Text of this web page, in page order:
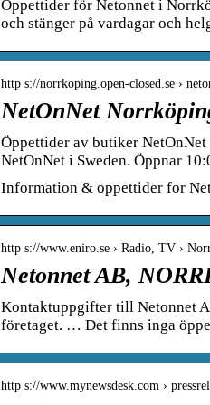
Öppettider för Netonnet i
och stänger på vardagar och
http s://norrkoping.open-closed.se ›
NetOnNet
Öppettider av butiker
NetOnNet i Sweden. Öppnar
Information & oppettider for
http s://www.eniro.se › Radio, TV ›
Netonnet AB,
Kontaktuppgifter till Netonnet
företaget. … Det finns inga
http s://www.mynewsdesk.com ›